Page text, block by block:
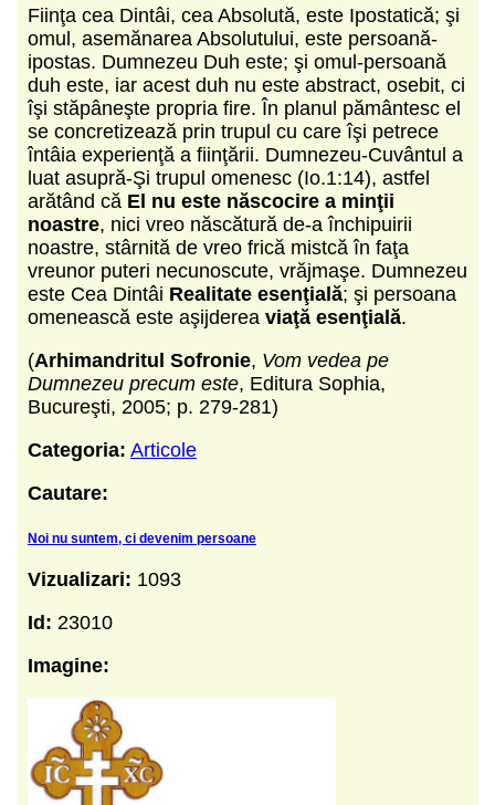
Fiinţa cea Dintâi, cea Absolută, este Ipostatică; şi
omul, asemănarea Absolutului, este persoană-
ipostas. Dumnezeu Duh este; şi omul-persoană
duh este, iar acest duh nu este abstract, osebit, ci
îşi stăpâneşte propria fire. În planul pământesc el
se concretizează prin trupul cu care îşi petrece
întâia experienţă a fiinţării. Dumnezeu-Cuvântul a
luat asupră-Şi trupul omenesc (Io.1:14), astfel
arătând că El nu este născocire a minţii
noastre, nici vreo născătură de-a închipuirii
noastre, stârnită de vreo frică mistcă în faţa
vreunor puteri necunoscute, vrăjmaşe. Dumnezeu
este Cea Dintâi Realitate esenţială; şi persoana
omenească este aşijderea viaţă esenţială.
(Arhimandritul Sofronie, Vom vedea pe
Dumnezeu precum este, Editura Sophia,
Bucureşti, 2005; p. 279-281)
Categoria: Articole
Cautare:
Noi nu suntem, ci devenim persoane
Vizualizari: 1093
Id: 23010
Imagine: